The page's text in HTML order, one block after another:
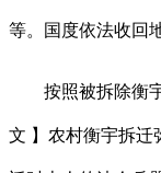
等。国度依法收回
按照被拆除衡宇
文 】农村衡宇拆迁